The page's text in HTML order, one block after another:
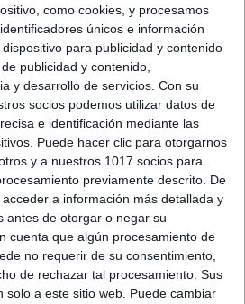
como cookies, y procesamos
únicos e información
para publicidad y contenido
publicidad y contenido,
y desarrollo de servicios. Con su
socios podemos utilizar datos de
e identificación mediante las
Puede hacer clic para otorgarnos
y a nuestros 1017 socios para
previamente descrito. De
a información más detallada y
antes de otorgar o negar su
cuenta que algún procesamiento de
no requerir de su consentimiento,
de rechazar tal procesamiento. Sus
solo a este sitio web. Puede cambiar
de gramática
de gramática primaria
explicadas con ejemplos
guía reúne láminas visuales
y repasar las principales […]